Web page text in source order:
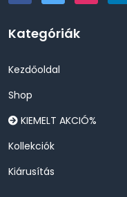
Kategóriák
Kezdőoldal
Shop
KIEMELT AKCIÓ%
Kollekciók
Kiárusítás